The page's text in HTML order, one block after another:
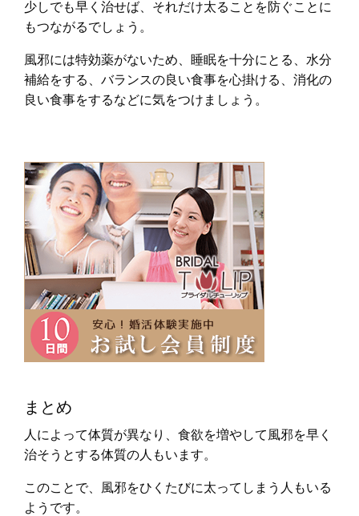
少しでも早く治せば、それだけ太ることを防ぐことに
もつながるでしょう。
風邪には特効薬がないため、睡眠を十分にとる、水分
補給をする、バランスの良い食事を心掛ける、消化の
良い食事をするなどに気をつけましょう。
まとめ
人によって体質が異なり、食欲を増やして風邪を早く
治そうとする体質の人もいます。
このことで、風邪をひくたびに太ってしまう人もいる
ようです。